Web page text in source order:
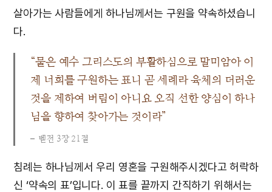
살아가는 사람들에게 하나님께서는 구원을 약속하셨습니
다.
“물은 예수 그리스도의 부활하심으로 말미암아 이
제 너희를 구원하는 표니 곧 세례라 육체의 더러운
것을 제하여 버림이 아니요 오직 선한 양심이 하나
님을 향하여 찾아가는 것이라”
벧전 3장 21절
침례는 하나님께서 우리 영혼을 구원해주시겠다고 허락하
신 ‘약속의 표’입니다. 이 표를 끝까지 간직하기 위해서는